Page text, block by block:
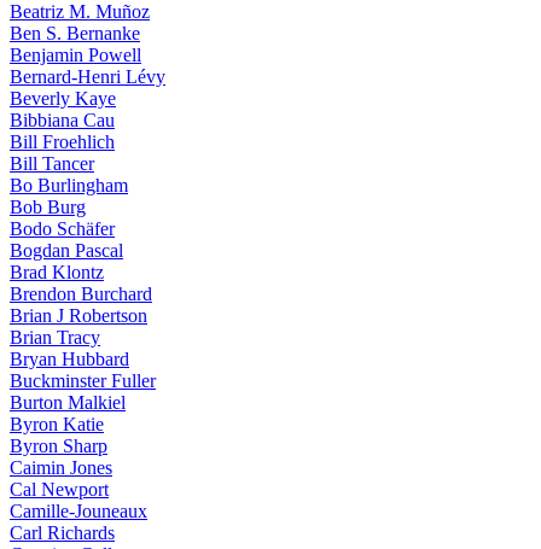
Beatriz M. Muñoz
Ben S. Bernanke
Benjamin Powell
Bernard-Henri Lévy
Beverly Kaye
Bibbiana Cau
Bill Froehlich
Bill Tancer
Bo Burlingham
Bob Burg
Bodo Schäfer
Bogdan Pascal
Brad Klontz
Brendon Burchard
Brian J Robertson
Brian Tracy
Bryan Hubbard
Buckminster Fuller
Burton Malkiel
Byron Katie
Byron Sharp
Caimin Jones
Cal Newport
Camille-Jouneaux
Carl Richards